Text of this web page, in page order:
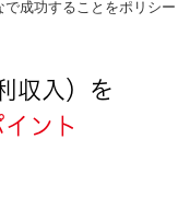
成功することをポリシー
収入）を
ント